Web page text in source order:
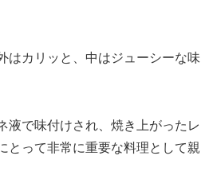
はカリッと、中はジューシーな味
液で味付けされ、焼き上がったレ
とって非常に重要な料理として親